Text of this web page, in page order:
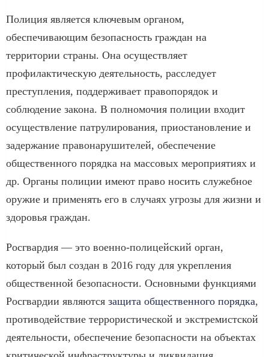
Полиция является ключевым органом,
обеспечивающим безопасность граждан на
территории страны. Она осуществляет
профилактическую деятельность, расследует
преступления, поддерживает правопорядок и
соблюдение закона. В полномочия полиции входит
осуществление патрулирования, приостановление и
задержание правонарушителей, обеспечение
общественного порядка на массовых мероприятиях и
др. Органы полиции имеют право носить служебное
оружие и применять его в случаях угрозы для жизни и
здоровья граждан.
Росгвардия — это военно-полицейский орган,
который был создан в 2016 году для укрепления
общественной безопасности. Основными функциями
Росгвардии являются защита общественного порядка,
противодействие террористической и экстремистской
деятельности, обеспечение безопасности на объектах